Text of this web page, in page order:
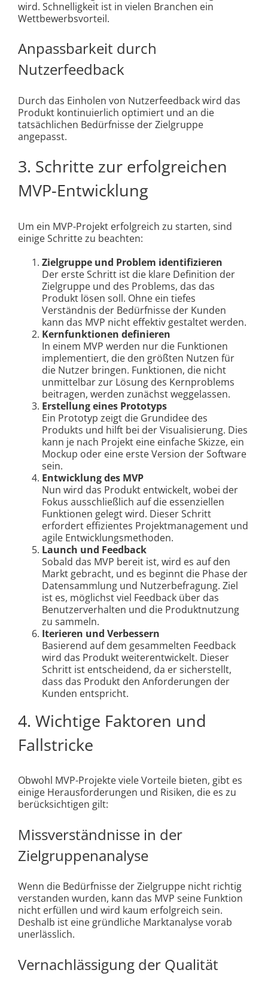
wird. Schnelligkeit ist in vielen Branchen ein
Wettbewerbsvorteil.
Anpassbarkeit durch
Nutzerfeedback
Durch das Einholen von Nutzerfeedback wird das
Produkt kontinuierlich optimiert und an die
tatsächlichen Bedürfnisse der Zielgruppe
angepasst.
3. Schritte zur erfolgreichen
MVP-Entwicklung
Um ein MVP-Projekt erfolgreich zu starten, sind
einige Schritte zu beachten:
Zielgruppe und Problem identifizieren
Der erste Schritt ist die klare Definition der
Zielgruppe und des Problems, das das
Produkt lösen soll. Ohne ein tiefes
Verständnis der Bedürfnisse der Kunden
kann das MVP nicht effektiv gestaltet werden.
Kernfunktionen definieren
In einem MVP werden nur die Funktionen
implementiert, die den größten Nutzen für
die Nutzer bringen. Funktionen, die nicht
unmittelbar zur Lösung des Kernproblems
beitragen, werden zunächst weggelassen.
Erstellung eines Prototyps
Ein Prototyp zeigt die Grundidee des
Produkts und hilft bei der Visualisierung. Dies
kann je nach Projekt eine einfache Skizze, ein
Mockup oder eine erste Version der Software
sein.
Entwicklung des MVP
Nun wird das Produkt entwickelt, wobei der
Fokus ausschließlich auf die essenziellen
Funktionen gelegt wird. Dieser Schritt
erfordert effizientes Projektmanagement und
agile Entwicklungsmethoden.
Launch und Feedback
Sobald das MVP bereit ist, wird es auf den
Markt gebracht, und es beginnt die Phase der
Datensammlung und Nutzerbefragung. Ziel
ist es, möglichst viel Feedback über das
Benutzerverhalten und die Produktnutzung
zu sammeln.
Iterieren und Verbessern
Basierend auf dem gesammelten Feedback
wird das Produkt weiterentwickelt. Dieser
Schritt ist entscheidend, da er sicherstellt,
dass das Produkt den Anforderungen der
Kunden entspricht.
4. Wichtige Faktoren und
Fallstricke
Obwohl MVP-Projekte viele Vorteile bieten, gibt es
einige Herausforderungen und Risiken, die es zu
berücksichtigen gilt:
Missverständnisse in der
Zielgruppenanalyse
Wenn die Bedürfnisse der Zielgruppe nicht richtig
verstanden wurden, kann das MVP seine Funktion
nicht erfüllen und wird kaum erfolgreich sein.
Deshalb ist eine gründliche Marktanalyse vorab
unerlässlich.
Vernachlässigung der Qualität